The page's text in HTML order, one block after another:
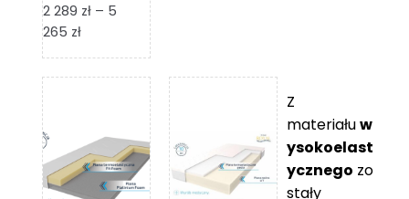
2 289 zł – 5
265 złZakres
od
do
5
265 zł
Z
materiałuw
ysokoelast
ycznego zo
stały